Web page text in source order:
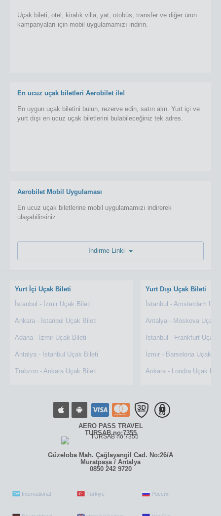
Uçak bileti, otel, kiralık villa, yat, otobüs, transfer ve diğer ürün
kampanyaları için mobil uygulamamızı indirin.
En ucuz uçak biletleri Aerobilet ile!
En uygun uçak biletini bulun, rezerve edin, satın alın. Yurt içi ve
yurt dışı en ucuz uçak biletlerini bulabileceğiniz tek adres.
Aerobilet Mobil Uygulaması
En ucuz uçak biletlerine mobil uygulamamızı indirerek
ulaşabilirsiniz.
Yurt İçi Uçak Bileti
İstanbul - İzmir Uçak Bileti
Ankara - İstanbul Uçak Bileti
Adana - İzmir Uçak Bileti
Antalya - İstanbul Uçak Bileti
Trabzon - Ankara Uçak Bileti
Yurt Dışı Uçak Bileti
İstanbul - Amsterdam
Antalya - Moskova Uçak
İstanbul - Frankfurt Uçak
İzmir - Barselona Uçak
Ankara - Londra Uçak
AERO PASS TRAVEL
TURSAB no:7355
Güzeloba Mah. Çağlayangil Cad. No:26/A
Muratpaşa / Antalya
0850 242 9720
International Türkiye Россия